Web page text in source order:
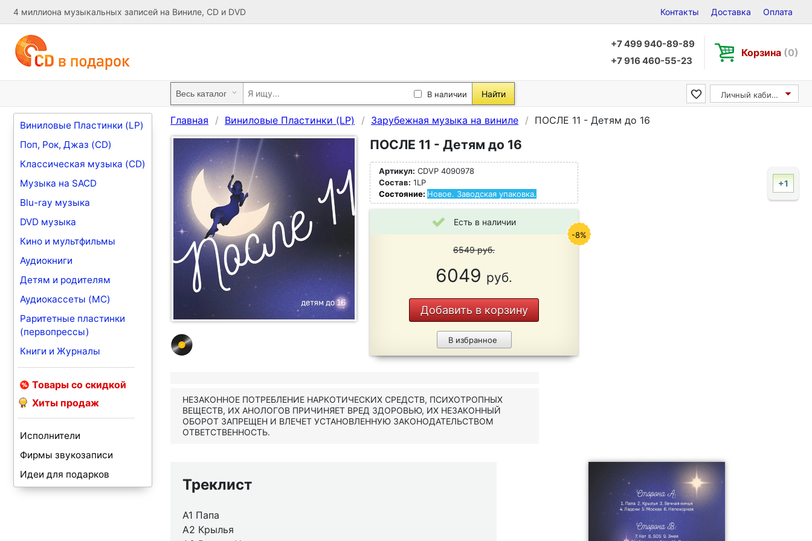
4 миллиона музыкальных записей на Виниле, CD и DVD Контакты Доставка Оплата
+7 499 940-89-89
+7 916 460-55-23
Корзина (0)
В наличии Найти Личный кабинет
Виниловые Пластинки (LP)
Поп, Рок, Джаз (CD)
Классическая музыка (CD)
Музыка на SACD
Blu-ray музыка
DVD музыка
Кино и мультфильмы
Аудиокниги
Детям и родителям
Аудиокассеты (MC)
Раритетные пластинки
(первопрессы)
Книги и Журналы
Товары со скидкой
Хиты продаж
Исполнители
Фирмы звукозаписи
Идеи для подарков
Главная Виниловые Пластинки (LP) Зарубежная музыка на виниле ПОСЛЕ 11 - Детям до 16
ПОСЛЕ 11 - Детям до 16
Артикул: CDVP 4090978
Состав: 1LP
Состояние: Новое. Заводская упаковка.
Есть в наличии
6549руб.
6049 руб.
Добавить в корзину
В избранное
-8%
+1
НЕЗАКОННОЕ ПОТРЕБЛЕНИЕ НАРКОТИЧЕСКИХ СРЕДСТВ, ПСИХОТРОПНЫХ
ВЕЩЕСТВ, ИХ АНОЛОГОВ ПРИЧИНЯЕТ ВРЕД ЗДОРОВЬЮ, ИХ НЕЗАКОННЫЙ
ОБОРОТ ЗАПРЕЩЕН И ВЛЕЧЕТ УСТАНОВЛЕННУЮ ЗАКОНОДАТЕЛЬСТВОМ
ОТВЕТСТВЕННОСТЬ.
Треклист
A1 Папа
A2 Крылья